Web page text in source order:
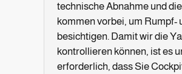
technische Abnahme und
kommen vorbei, um Rumpf-
besichtigen. Damit wir die
kontrollieren können, ist es
erforderlich, dass Sie